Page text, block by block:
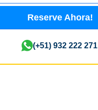
Reserve Ahora!
(+51) 932 222 271